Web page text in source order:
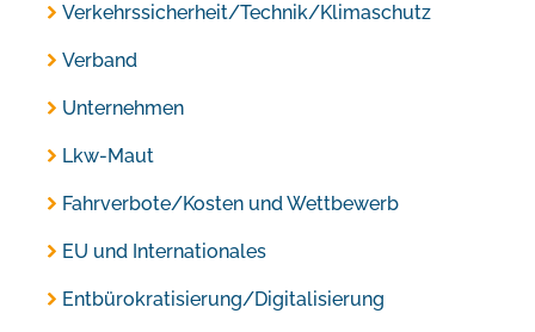
Verkehrssicherheit/Technik/Klimaschutz
Verband
Unternehmen
Lkw-Maut
Fahrverbote/Kosten und Wettbewerb
EU und Internationales
Entbürokratisierung/Digitalisierung